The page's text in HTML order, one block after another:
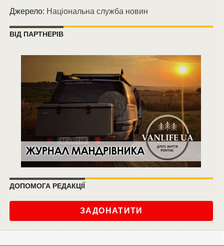
Джерело: Національна служба новин
ВІД ПАРТНЕРІВ
ДОПОМОГА РЕДАКЦІЇ
ЗАДОНАТИТИ